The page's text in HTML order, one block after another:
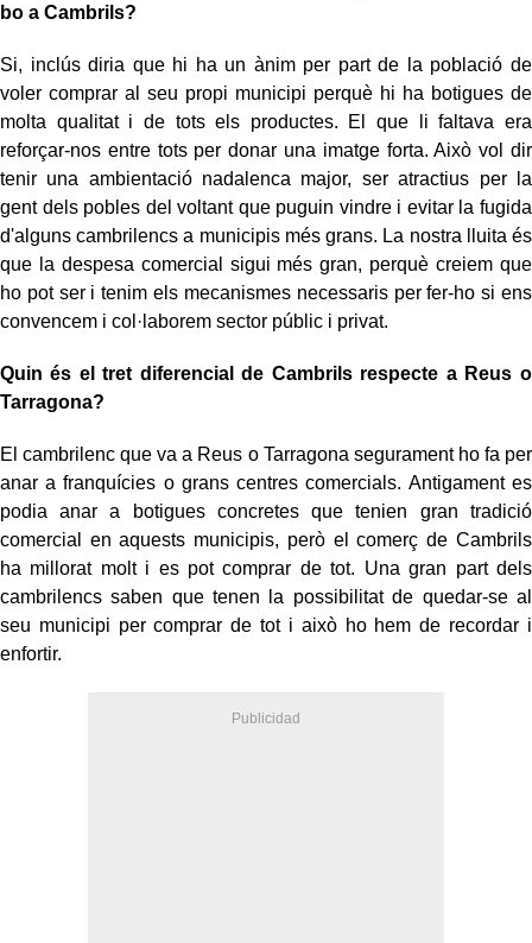
bo a Cambrils?
Si, inclús diria que hi ha un ànim per part de la població de
voler comprar al seu propi municipi perquè hi ha botigues de
molta qualitat i de tots els productes. El que li faltava era
reforçar-nos entre tots per donar una imatge forta. Això vol dir
tenir una ambientació nadalenca major, ser atractius per la
gent dels pobles del voltant que puguin vindre i evitar la fugida
d'alguns cambrilencs a municipis més grans. La nostra lluita és
que la despesa comercial sigui més gran, perquè creiem que
ho pot ser i tenim els mecanismes necessaris per fer-ho si ens
convencem i col·laborem sector públic i privat.
Quin és el tret diferencial de Cambrils respecte a Reus o
Tarragona?
El cambrilenc que va a Reus o Tarragona segurament ho fa per
anar a franquícies o grans centres comercials. Antigament es
podia anar a botigues concretes que tenien gran tradició
comercial en aquests municipis, però el comerç de Cambrils
ha millorat molt i es pot comprar de tot. Una gran part dels
cambrilencs saben que tenen la possibilitat de quedar-se al
seu municipi per comprar de tot i això ho hem de recordar i
enfortir.